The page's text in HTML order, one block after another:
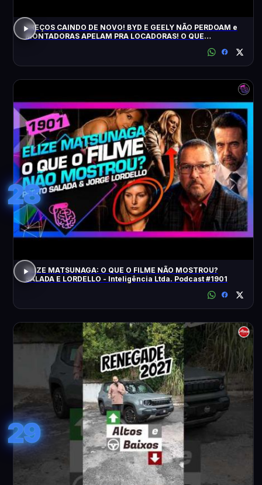
PREÇOS CAINDO DE NOVO! BYD E GEELY NÃO PERDOAM e
MONTADORAS APELAM PRA LOCADORAS! O QUE
28
ELIZE MATSUNAGA: O QUE O FILME NÃO MOSTROU?
SALADA E LORDELLO - Inteligência Ltda. Podcast #1901
29